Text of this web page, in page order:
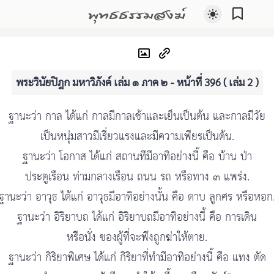
พุทธธรรมสงฆ์
พระวินัยปิฎก มหาวิภังค์ เล่ม ๑ ภาค ๒ - หน้าที่ 396 ( เล่ม 2 )
ฐานะว่า กาล ได้แก่ กาลมีกาลเช้าและเย็นเป็นต้น และกาลมีวัย
เป็นหนุ่มสาวมีเรี่ยวแรงและมีความเพียรเป็นต้น.
ฐานะว่า โอกาส ได้แก่ สถานทีมีอาทิอย่างนี้ คือ บ้าน ป่า
ประตูเรือน ท่ามกลางเรือน ถนน รถ หรือทาง ๓ แพร่ง.
านะว่า อาวุธ ได้แก่ อาวุธมีอาทิอย่างนั้น คือ ดาบ ลูกศร หรือหอ
ฐานะว่า อิริยาบถ ได้แก่ อิริยาบถมีอาทิอย่างนี้ คือ การเดิน
หรือนั่ง ของผู้ที่จะพึงถูกฆ่าให้ตาย.
ฐานะว่า กิริยาพิเศษ ได้แก่ กิริยาที่ทำมีอาทิอย่างนี้ คือ แทง ตัด